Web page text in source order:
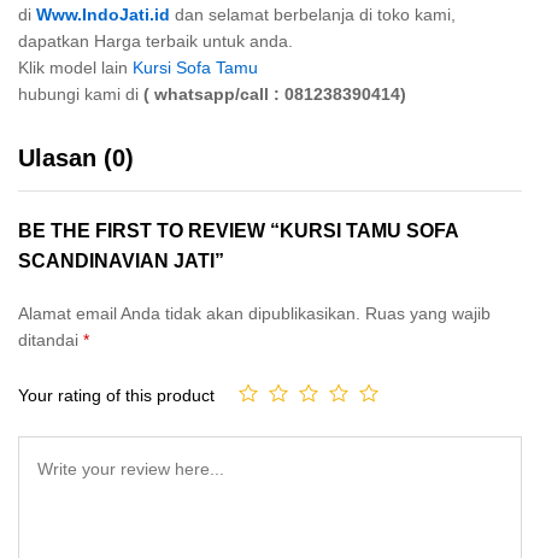
di Www.IndoJati.id dan selamat berbelanja di toko kami,
dapatkan Harga terbaik untuk anda.
Klik model lain Kursi Sofa Tamu
hubungi kami di ( whatsapp/call : 081238390414)
Ulasan (0)
BE THE FIRST TO REVIEW “KURSI TAMU SOFA
SCANDINAVIAN JATI”
Alamat email Anda tidak akan dipublikasikan. Ruas yang wajib
ditandai *
Your rating of this product